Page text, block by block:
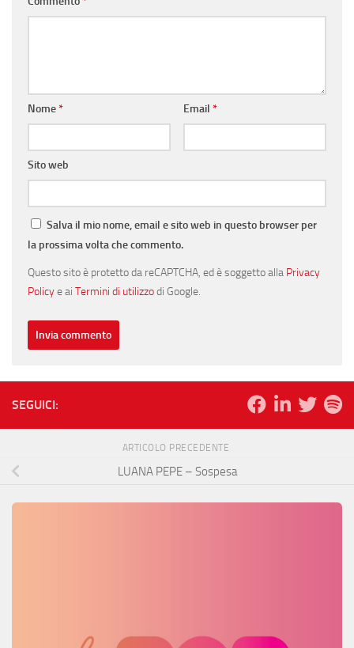
Nome* Email *
Sito web
Salva il mio nome, email e sito web in questo browser per
la prossima volta che commento.
Questo sito è protetto da reCAPTCHA, ed è soggetto alla Privacy
Policye ai Termini di utilizzodi Google.
SEGUICI:
ARTICOLO PRECEDENTE
LUANA PEPE – Sospesa